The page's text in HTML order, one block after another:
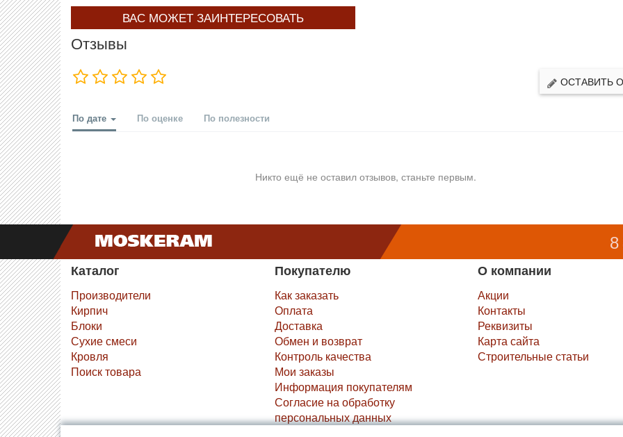
ВАС МОЖЕТ ЗАИНТЕРЕСОВАТЬ
Отзывы
ОСТАВИТЬ
По дате По оценке По полезности
Никто ещё не оставил отзывов, станьте первым.
8
Каталог
Производители
Кирпич
Блоки
Сухие смеси
Кровля
Поиск товара
Покупателю
Как заказать
Оплата
Доставка
Обмен и возврат
Контроль качества
Мои заказы
Информация покупателям
Согласие на обработку
персональных данных
О компании
Акции
Контакты
Реквизиты
Карта сайта
Строительные статьи